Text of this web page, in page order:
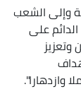
وإلى الشعب
على